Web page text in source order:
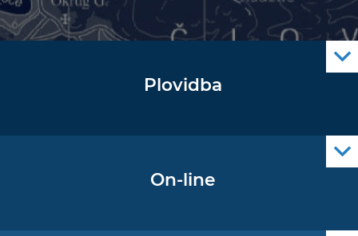
Plovidba
On-line